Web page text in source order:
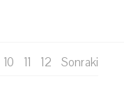
10 11 12
Sonraki